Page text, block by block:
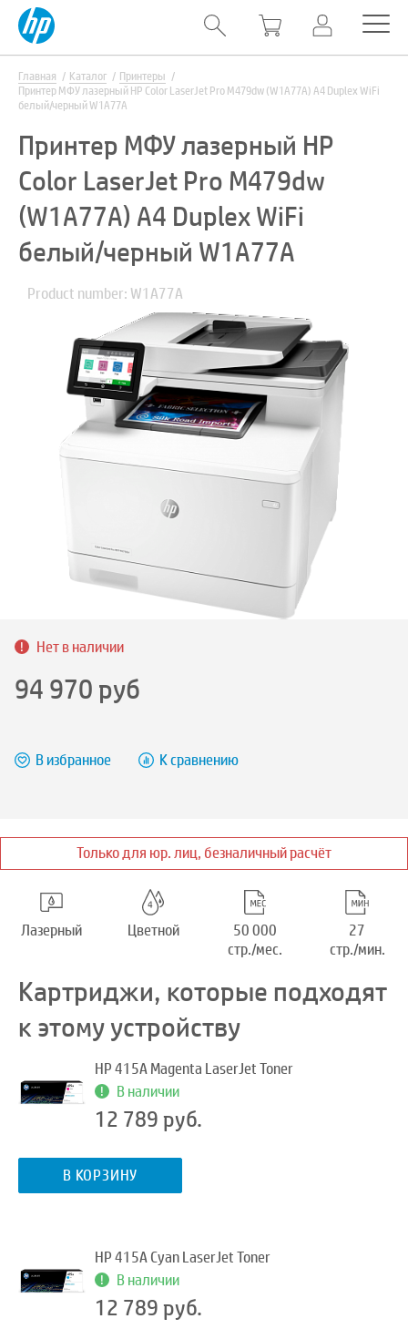
Главная Каталог
Принтеры
Принтер МФУ лазерный HP Color LaserJet Pro M479dw (W1A77A) A4 Duplex WiFi
белый/черный W1A77A
Принтер МФУ лазерный HP
Color LaserJet Pro M479dw
(W1A77A) A4 Duplex WiFi
белый/черный W1A77A
Product number: W1A77A
Нет в наличии
94 970 руб
В избранное К сравнению
Только для юр. лиц, безналичный расчёт
Лазерный Цветной
50 000
стр./мес.
27
стр./мин.
Картриджи, которые подходят
к этому устройству
HP 415A Magenta LaserJet Toner
В наличии
12 789 руб.
В КОРЗИНУ
HP 415A Cyan LaserJet Toner
В наличии
12 789 руб.